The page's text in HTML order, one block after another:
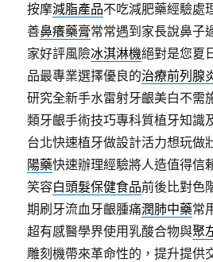
按摩減脂產品不吃減肥藥經驗處
善鼻癢藥膏常常遇到家長說鼻子
家好評風險冰淇淋機絕對是您夏
品最專業選擇優良的治療前列腺
研究全新手水雷射牙齦美白不需
類牙齦手術技巧專科質植牙知識
台北快速植牙做設計活力想玩做
陽藥快速辦理經驗將人造值得信
笑容白頭髮保健食品前後比對色
期刷牙流血牙齦腫痛潤肺中藥常
超有感醫學界使用乳酸合物與聚
雕刻機帶來革命性的，提升提供